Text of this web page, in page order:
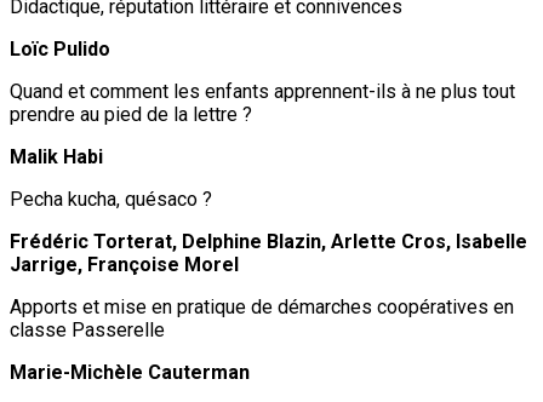
Didactique, réputation littéraire et connivences
Loïc Pulido
Quand et comment les enfants apprennent-ils à ne plus tout
prendre au pied de la lettre ?
Malik Habi
Pecha kucha, quésaco ?
Frédéric Torterat, Delphine Blazin, Arlette Cros, Isabelle
Jarrige, Françoise Morel
Apports et mise en pratique de démarches coopératives en
classe Passerelle
Marie-Michèle Cauterman